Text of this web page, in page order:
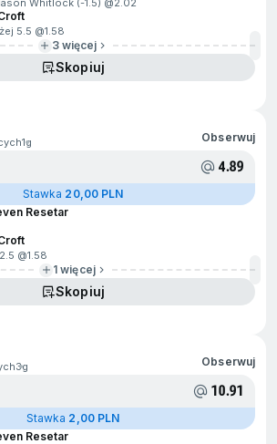
Whitlock (-1.5) @2.02
5.5 @1.58
3 więcej
Skopiuj
1g Obserwuj
4.89
Stawka 20,00 PLN
Resetar
@1.58
1 więcej
Skopiuj
3g Obserwuj
10.91
Stawka 2,00 PLN
Resetar